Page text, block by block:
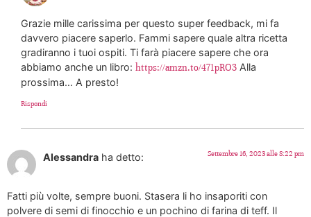
Grazie mille carissima per questo super feedback, mi fa
davvero piacere saperlo. Fammi sapere quale altra ricetta
gradiranno i tuoi ospiti. Ti farà piacere sapere che ora
abbiamo anche un libro: https://amzn.to/471pRO3 Alla
prossima… A presto!
Rispondi
Alessandra ha detto: Settembre 16, 2023 alle 8:22 pm
Fatti più volte, sempre buoni. Stasera li ho insaporiti con
polvere di semi di finocchio e un pochino di farina di teff. Il